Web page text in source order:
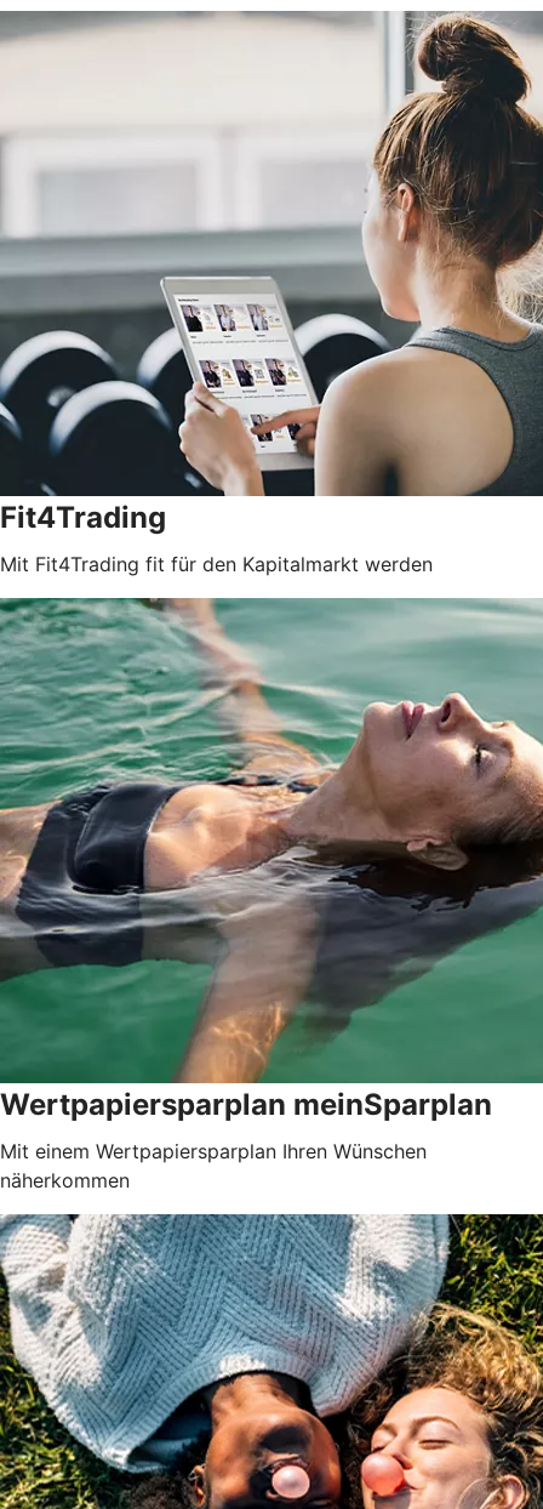
Fit4Trading
Mit Fit4Trading fit für den Kapitalmarkt werden
Wertpapiersparplan meinSparplan
Mit einem Wertpapiersparplan Ihren Wünschen
näherkommen